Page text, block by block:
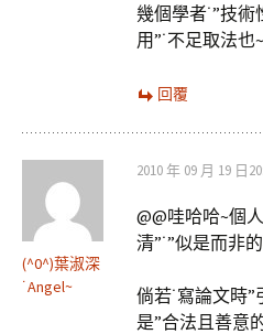
幾個學者˙”技
用”˙不足取法也~
回覆
(^0^)葉淑深
˙Angel~
2010 年 09 月 19 日
@@哇哈哈~個
清”˙”似是而非
倘若˙寫論文時”
是”合法且善意